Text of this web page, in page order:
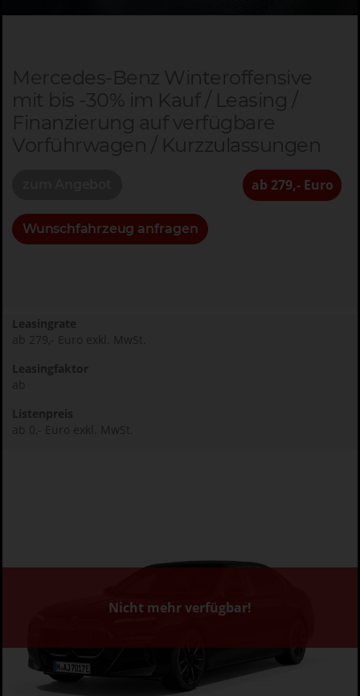
Mercedes-Benz Winteroffensive
mit bis -30% im Kauf / Leasing /
Finanzierung auf verfügbare
Vorführwagen / Kurzzulassungen
ab 279,- Euro
Wunschfahrzeug anfragen
Leasingrate
ab 279,- Euro exkl. MwSt.
Leasingfaktor
ab
Listenpreis
ab 0,- Euro exkl. MwSt.
Nicht mehr verfügbar!